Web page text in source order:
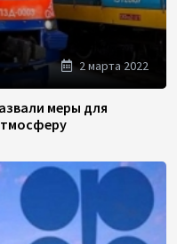
2 марта 2022
меры для